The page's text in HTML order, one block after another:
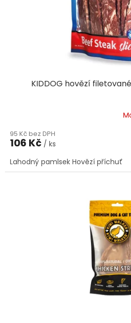
KIDDOG hovězí
95 Kč bez DPH
106 Kč / ks
Lahodný pamlsek Hovězí příchuť